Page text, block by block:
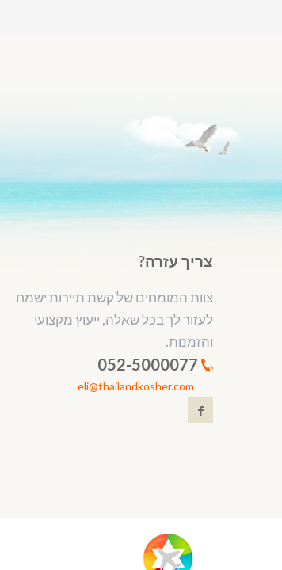
צריך עזרה?
צוות המומחים של קשת תיירות ישמח
לעזור לך בכל שאלה, ייעוץ מקצועי
והזמנות.
eli@thailandkosher.com